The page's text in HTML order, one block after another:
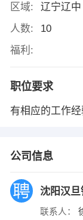
区域:
辽宁辽中
人数:
10
福利:
职位要求
有相应的工作经
公司信息
沈阳汉旦
联系人：